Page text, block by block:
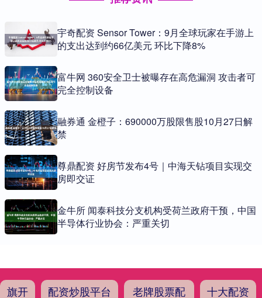
宇奇配资 Sensor Tower：9月全球玩家在手游上
的支出达到约66亿美元 环比下降8%
富牛网 360安全卫士被曝存在高危漏洞 攻击者可
完全控制设备
融券通 金橙子：690000万股限售股10月27日解
禁
尊鼎配资 好房节发布4号｜中海天钻项目实现交
房即交证
金牛所 闻泰科技分支机构受荷兰政府干预，中国
半导体行业协会：严重关切
旗开 配资炒股平台 老牌股票配 十大配资